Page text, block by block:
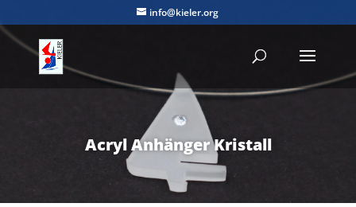
info@kieler.org
Acryl Anhänger Kristall